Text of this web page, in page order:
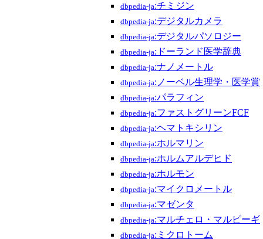
dbpedia-ja:チミジン
dbpedia-ja:デジタルカメラ
dbpedia-ja:デジタルパソロジー
dbpedia-ja:ドーランド医学辞典
dbpedia-ja:ナノメートル
dbpedia-ja:ノーベル生理学・医学賞
dbpedia-ja:パラフィン
dbpedia-ja:ファストグリーンFCF
dbpedia-ja:ヘマトキシリン
dbpedia-ja:ホルマリン
dbpedia-ja:ホルムアルデヒド
dbpedia-ja:ホルモン
dbpedia-ja:マイクロメートル
dbpedia-ja:マゼンタ
dbpedia-ja:マルチェロ・マルピーギ
dbpedia-ja:ミクロトーム